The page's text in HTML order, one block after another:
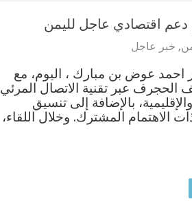
دعم اقتصادي عاجل لليمن
, خبر عاجل
احمد عوض بن مبارك ، اليوم، مع
الحجرف عبر تقنية الاتصال المرئي
بالإضافة إلى تنسيق
الاهتمام المشترك. وخلال اللقاء،